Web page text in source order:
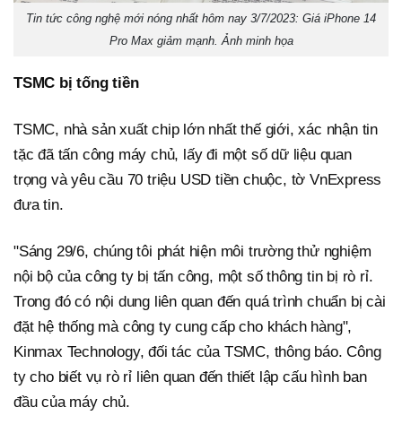
Tin tức công nghệ mới nóng nhất hôm nay 3/7/2023: Giá iPhone 14
Pro Max giảm mạnh. Ảnh minh họa
TSMC bị tống tiền
TSMC, nhà sản xuất chip lớn nhất thế giới, xác nhận tin
tặc đã tấn công máy chủ, lấy đi một số dữ liệu quan
trọng và yêu cầu 70 triệu USD tiền chuộc, tờ VnExpress
đưa tin.
"Sáng 29/6, chúng tôi phát hiện môi trường thử nghiệm
nội bộ của công ty bị tấn công, một số thông tin bị rò rỉ.
Trong đó có nội dung liên quan đến quá trình chuẩn bị cài
đặt hệ thống mà công ty cung cấp cho khách hàng",
Kinmax Technology, đối tác của TSMC, thông báo. Công
ty cho biết vụ rò rỉ liên quan đến thiết lập cấu hình ban
đầu của máy chủ.